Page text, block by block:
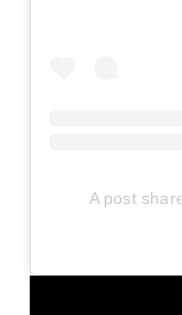
A post